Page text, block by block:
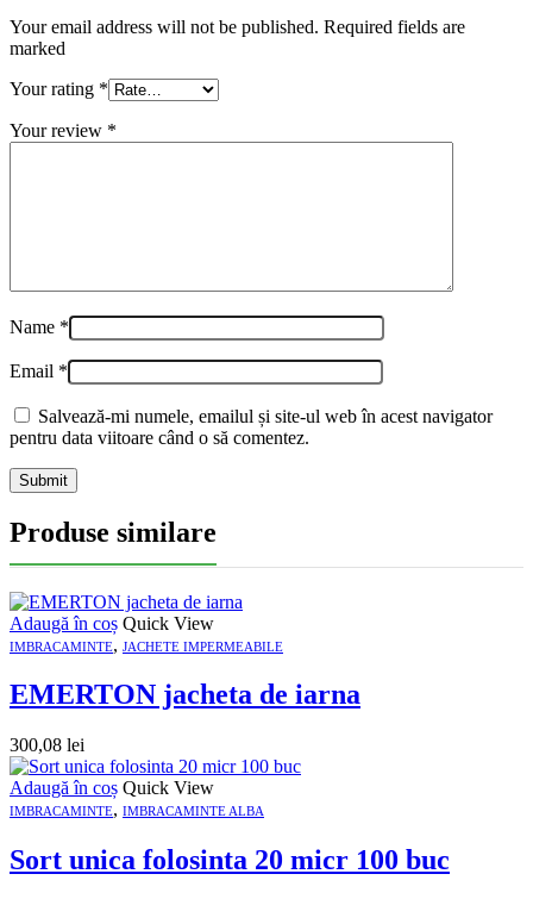
Your email address will not be published. Required fields are
marked
Your rating *
Your review *
Name *
Email *
Salvează-mi numele, emailul și site-ul web în acest navigator
pentru data viitoare când o să comentez.
Produse similare
Adaugă în coș Quick View
IMBRACAMINTE, JACHETE IMPERMEABILE
EMERTON jacheta de iarna
300,08 lei
Adaugă în coș Quick View
IMBRACAMINTE, IMBRACAMINTE ALBA
Sort unica folosinta 20 micr 100 buc